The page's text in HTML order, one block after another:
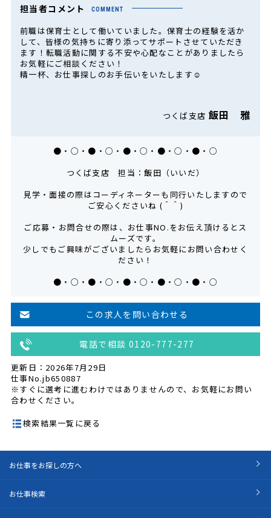
担当者コメント COMMENT
前職は保育士として働いていました。保育士の経験を活か
して、皆様の気持ちに寄り添ってサポートさせていただき
ます！転職活動に関する不安や心配なことがありましたら
お気軽にご相談ください！
精一杯、お仕事探しのお手伝いをいたします☺
つくば支店 飯田 雅
●・○・●・○・●・○・●・○・●・○
つくば支店 担当：飯田（いいだ）
見学・面接の際はコーディネーターも同行いたしますので
ご安心くださいね (＾＾)
ご応募・お問合せの際は、お仕事NO.をお伝え頂けるとス
ムーズです。
少しでもご興味がございましたらお気軽にお問い合わせく
ださい！
●・○・●・○・●・○・●・○・●・○
この求人を問い合わせる
電話で相談 0120-777-277
更新日：2026年7月29日
仕事No.jb650887
※すぐに選考に進むわけではありませんので、お気軽にお問い
合わせください。
検索結果一覧に戻る
お仕事をお探しの方へ
お仕事検索